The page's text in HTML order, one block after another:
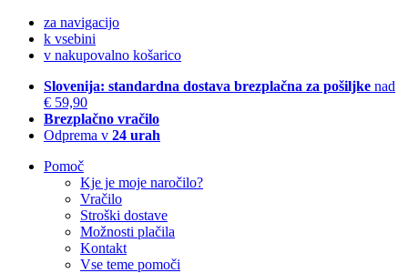
za navigacijo
k vsebini
v nakupovalno košarico
Slovenija: standardna dostava brezplačna za pošiljke nad
€ 59,90
Brezplačno vračilo
Odprema v 24 urah
Pomoč
Kje je moje naročilo?
Vračilo
Stroški dostave
Možnosti plačila
Kontakt
Vse teme pomoči